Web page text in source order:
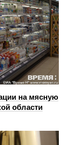
на мясную
области